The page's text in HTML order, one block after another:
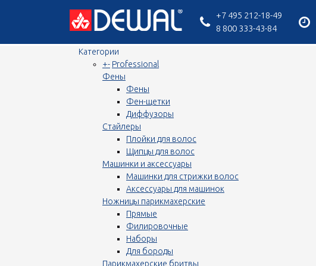
+7 495 212-18-49
8 800 333-43-84
Категории
+- Professional
Фены
Фены
Фен-щетки
Диффузоры
Стайлеры
Плойки для волос
Щипцы для волос
Машинки и аксессуары
Машинки для стрижки волос
Аксессуары для машинок
Ножницы парикмахерские
Прямые
Филировочные
Наборы
Для бороды
Парикмахерские бритвы